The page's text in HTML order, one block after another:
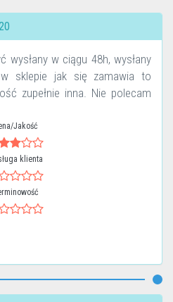
wysłany w ciągu 48h, wysłany
sklepie jak się zamawia to
zupełnie inna. Nie polecam
Jakość
klienta